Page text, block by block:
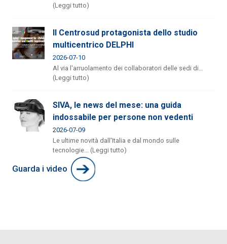
(Leggi tutto)
Il Centrosud protagonista dello studio
multicentrico DELPHI
2026-07-10
Al via l'arruolamento dei collaboratori delle sedi di...
(Leggi tutto)
SIVA, le news del mese: una guida
indossabile per persone non vedenti
2026-07-09
Le ultime novità dall'Italia e dal mondo sulle
tecnologie... (Leggi tutto)
Guarda i video